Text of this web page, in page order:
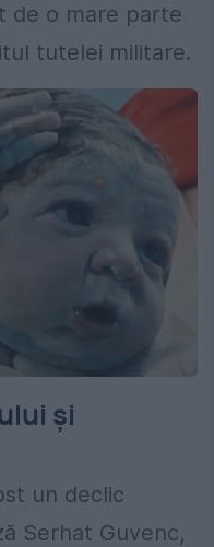
de o mare parte
tutelei militare.
și
un declic
Serhat Guvenc,